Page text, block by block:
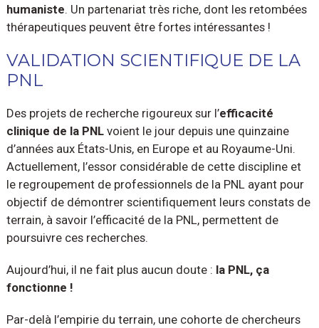
humaniste. Un partenariat très riche, dont les retombées
thérapeutiques peuvent être fortes intéressantes !
VALIDATION SCIENTIFIQUE DE LA
PNL
Des projets de recherche rigoureux sur l’efficacité
clinique de la PNLvoient le jour depuis une quinzaine
d’années aux États-Unis, en Europe et au Royaume-Uni.
Actuellement, l’essor considérable de cette discipline et
le regroupement de professionnels de la PNL ayant pour
objectif de démontrer scientifiquement leurs constats de
terrain, à savoir l’efficacité de la PNL, permettent de
poursuivre ces recherches.
Aujourd’hui, il ne fait plus aucun doute : la PNL, ça
fonctionne !
Par-delà l’empirie du terrain, une cohorte de chercheurs